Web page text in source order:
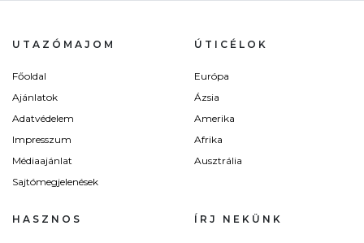
UTAZÓMAJOM
Főoldal
Ajánlatok
Adatvédelem
Impresszum
Médiaajánlat
Sajtómegjelenések
ÚTICÉLOK
Európa
Ázsia
Amerika
Afrika
Ausztrália
HASZNOS ÍRJ NEKÜNK